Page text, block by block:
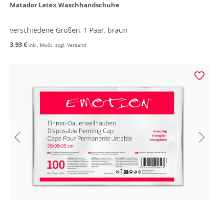
Matador Latex Waschhandschuhe
verschiedene Größen, 1 Paar, braun
3,93 € inkl. MwSt. zzgl. Versand